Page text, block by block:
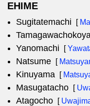
EHIME
Sugitatemachi [
Yanomachi [
Natsume [
Kinuyama [
Masugatacho [
Atagocho [